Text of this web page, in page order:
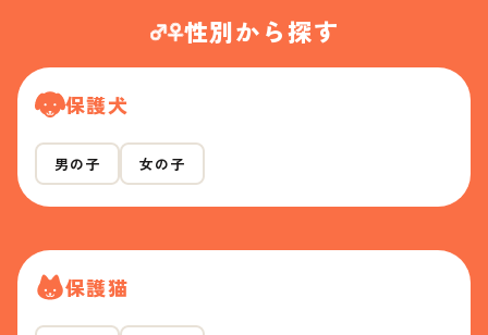
性別から探す
保護犬
男の子 女の子
保護猫